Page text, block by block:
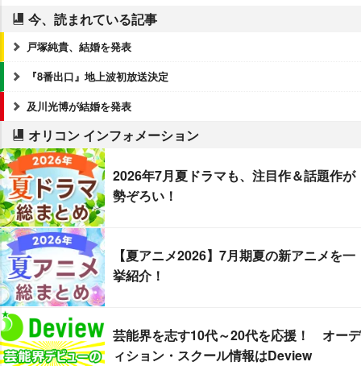
今、読まれている記事
戸塚純貴、結婚を発表
『8番出口』地上波初放送決定
及川光博が結婚を発表
オリコン インフォメーション
2026年7月夏ドラマも、注目作＆話題作が
勢ぞろい！
【夏アニメ2026】7月期夏の新アニメを一
挙紹介！
芸能界を志す10代～20代を応援！ オーデ
ィション・スクール情報はDeview